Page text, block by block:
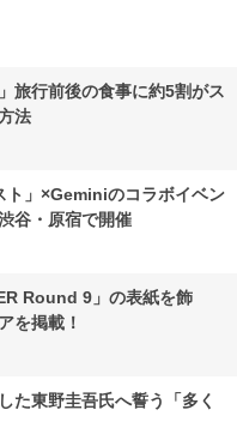
旅行前後の食事に約5割がス
法
」×Geminiのコラボイベン
谷・原宿で開催
Round 9」の表紙を飾
を掲載！
た東野圭吾氏へ誓う「多く